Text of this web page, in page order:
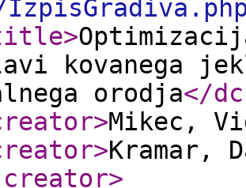
>
kovanega
orodja</
>Mikec,
>Kramar,
>